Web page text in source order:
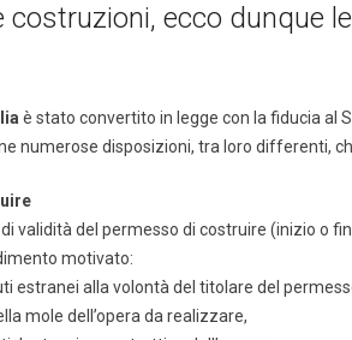
costruzioni, ecco dunque
è stato convertito in legge con la fiducia al
numerose disposizioni, tra loro differenti,
di validità del permesso di costruire (inizio o
motivato:
estranei alla volontà del titolare del
mole dell’opera da realizzare,